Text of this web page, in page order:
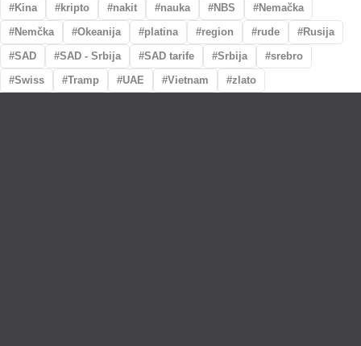
Kina
kripto nakit nauka NBS
Nemačka
Nemčka
Okeanija platina region rude
Rusija
SAD
SAD - Srbija SAD tarife Srbija
srebro
Swiss
Tramp UAE Vietnam zlato